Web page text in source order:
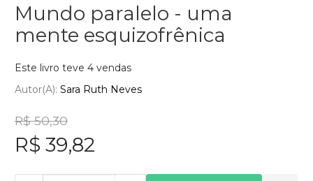
Mundo paralelo - uma
mente esquizofrênica
Este livro teve 4 vendas
Autor(a): Sara Ruth Neves
R$ 50,30
R$ 39,82